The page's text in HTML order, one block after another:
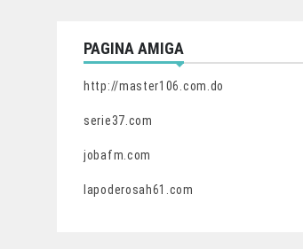
PAGINA AMIGA
http://master106.com.do
serie37.com
jobafm.com
lapoderosah61.com